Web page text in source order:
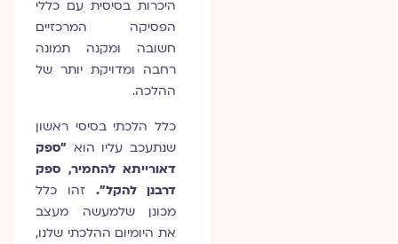
היכרות בסיסית עם כללי
הפסיקה המרכזיים
חשובה ומקנה תמונה
רחבה ומדויקת יותר של
ההלכה.
כלל הלכתי בסיסי ראשון
שנתעכב עליו הוא"ספק
דאורייתא להחמיר, ספק
דרבנן להקל".
זהו כלל
מכונן שלמעשה מעצב
את היומיום ההלכתי שלנו,